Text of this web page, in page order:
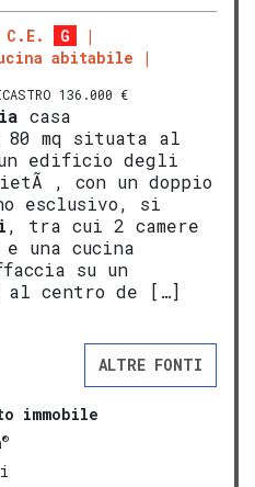
C.E.
G
abitabile
136.000 €
casa
80 mq situata al
edificio degli
, con un doppio
esclusivo, si
, tra cui 2 camere
una cucina
su un
al centro de […]
ALTRE FONTI
immobile
®